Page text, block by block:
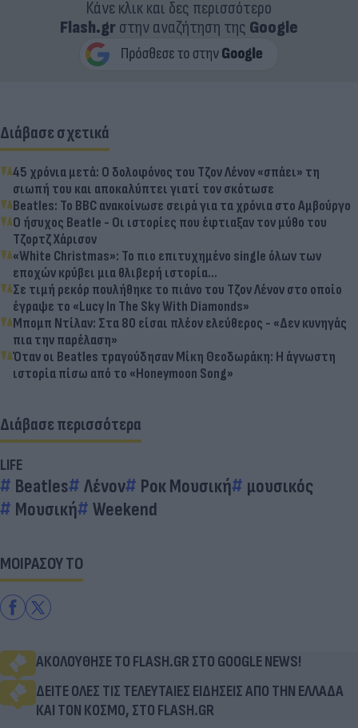
Κάνε κλικ και δες περισσότερο
Flash.grστην αναζήτηση της Google
Διάβασε σχετικά
45 χρόνια μετά: Ο δολοφόνος του Τζον Λένον «σπάει» τη
σιωπή του και αποκαλύπτει γιατί τον σκότωσε
Beatles: To BBC ανακοίνωσε σειρά για τα χρόνια στο Αμβούργο
Ο ήσυχος Beatle - Οι ιστορίες που έφτιαξαν τον μύθο του
Τζορτζ Χάρισον
«White Christmas»: Το πιο επιτυχημένο single όλων των
εποχών κρύβει μια θλιβερή ιστορία...
Σε τιμή ρεκόρ πουλήθηκε το πιάνο του Τζον Λένον στο οποίο
έγραψε το «Lucy In The Sky With Diamonds»
Μπομπ Ντίλαν: Στα 80 είσαι πλέον ελεύθερος - «Δεν κυνηγάς
πια την παρέλαση»
Όταν οι Beatles τραγούδησαν Μίκη Θεοδωράκη: Η άγνωστη
ιστορία πίσω από το «Honeymoon Song»
Διάβασε περισσότερα
LIFE
Beatles Λένον Ροκ Μουσική
μουσικός
Μουσική
Weekend
ΜΟΙΡΑΣΟΥ ΤΟ
ΑΚΟΛΟΥΘΗΣΕ ΤΟ FLASH.GR ΣΤΟ GOOGLE NEWS!
ΔΕΙΤΕ ΟΛΕΣ ΤΙΣ ΤΕΛΕΥΤΑΙΕΣ ΕΙΔΗΣΕΙΣ ΑΠΟ ΤΗΝ ΕΛΛΑΔΑ
ΚΑΙ ΤΟΝ ΚΟΣΜΟ, ΣΤΟ FLASH.GR